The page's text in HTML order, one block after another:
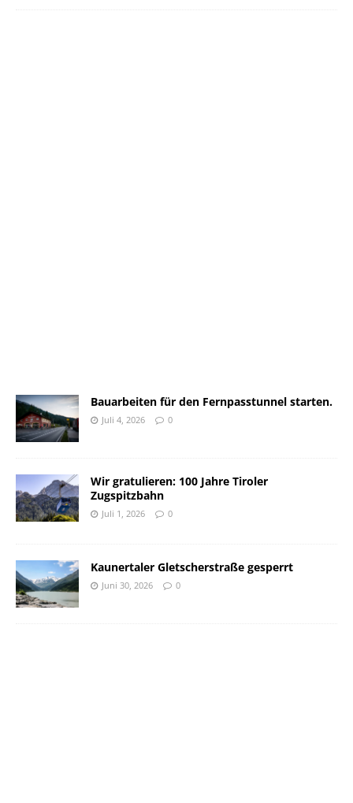
Bauarbeiten für den Fernpasstunnel starten.
Juli 4, 2026 0
Wir gratulieren: 100 Jahre Tiroler
Zugspitzbahn
Juli 1, 2026 0
Kaunertaler Gletscherstraße gesperrt
Juni 30, 2026 0